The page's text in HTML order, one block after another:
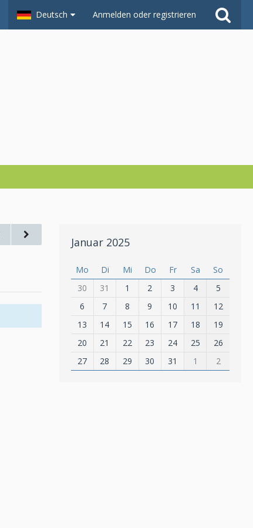
Deutsch Anmelden oder registrieren
Januar 2025
Mo Di Mi Do Fr Sa
So
30
31 1 2 3 4
5
6
7 8 9 10 11
12
13
14 15 16 17 18
19
20
21 22 23 24 25
26
27
28 29 30 31 1 2